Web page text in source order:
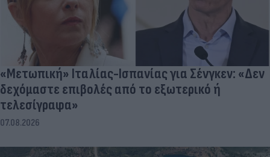
«Μετωπική» Ιταλίας-Ισπανίας για Σένγκεν: «Δεν
δεχόμαστε επιβολές από το εξωτερικό ή
τελεσίγραφα»
07.08.2026